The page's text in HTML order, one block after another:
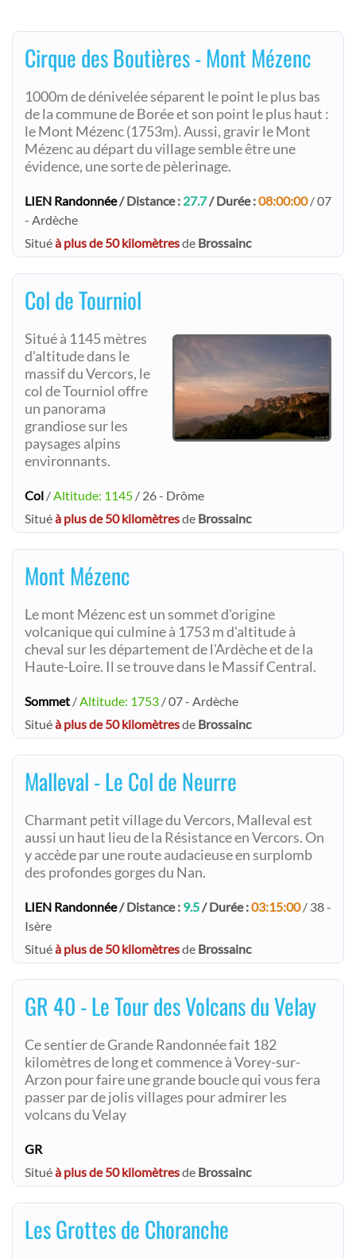
Cirque des Boutières - Mont Mézenc
1000m de dénivelée séparent le point le plus bas
de la commune de Borée et son point le plus haut :
le Mont Mézenc (1753m). Aussi, gravir le Mont
Mézenc au départ du village semble être une
évidence, une sorte de pèlerinage.
LIEN Randonnée/ Distance : 27.7/ Durée :08:00:00/ 07
- Ardèche
Situéà plus de 50 kilomètresde Brossainc
Col de Tourniol
Situé à 1145 mètres
d'altitude dans le
massif du Vercors, le
col de Tourniol offre
un panorama
grandiose sur les
paysages alpins
environnants.
Col /Altitude: 1145 / 26 - Drôme
Situéà plus de 50 kilomètresde Brossainc
Mont Mézenc
Le mont Mézenc est un sommet d'origine
volcanique qui culmine à 1753 m d'altitude à
cheval sur les département de l'Ardèche et de la
Haute-Loire. Il se trouve dans le Massif Central.
Sommet /Altitude: 1753 / 07 - Ardèche
Situéà plus de 50 kilomètresde Brossainc
Malleval - Le Col de Neurre
Charmant petit village du Vercors, Malleval est
aussi un haut lieu de la Résistance en Vercors. On
y accède par une route audacieuse en surplomb
des profondes gorges du Nan.
LIEN Randonnée/ Distance : 9.5/ Durée :03:15:00/ 38 -
Isère
Situéà plus de 50 kilomètresde Brossainc
GR 40 - Le Tour des Volcans du Velay
Ce sentier de Grande Randonnée fait 182
kilomètres de long et commence à Vorey-sur-
Arzon pour faire une grande boucle qui vous fera
passer par de jolis villages pour admirer les
volcans du Velay
GR
Situéà plus de 50 kilomètresde Brossainc
Les Grottes de Choranche